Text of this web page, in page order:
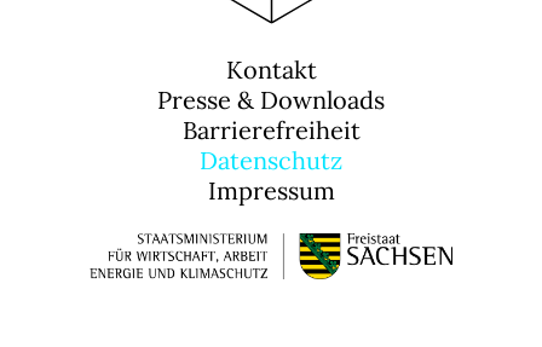
Kontakt
Presse & Downloads
Barrierefreiheit
Datenschutz
Impressum